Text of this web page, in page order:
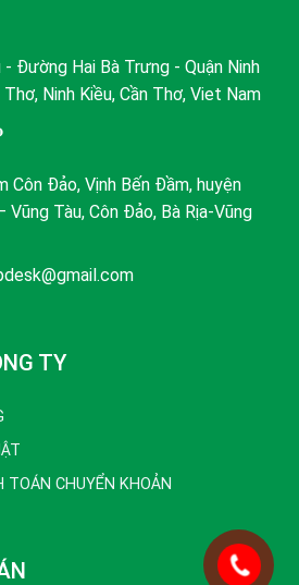
Đường Hai Bà Trưng - Quận Ninh
Ninh Kiều, Cần Thơ, Viet Nam
Côn Đảo, Vịnh Bến Đầm, huyện
Vũng Tàu, Côn Đảo, Bà Rịa-Vũng
TY
TOÁN CHUYỂN KHOẢN